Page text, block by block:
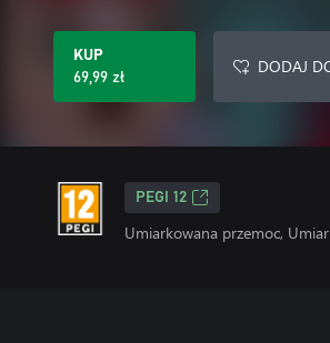
KUP
69,99 zł
DODAJ
PEGI 12
Umiarkowana przemoc,